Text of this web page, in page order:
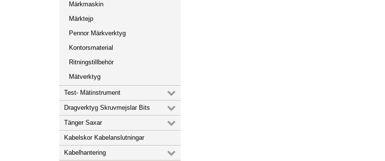
Märkmaskin
Märktejp
Pennor Märkverktyg
Kontorsmaterial
Ritningstillbehör
Mätverktyg
Test- Mätinstrument
Dragverktyg Skruvmejslar Bits
Tänger Saxar
Kabelskor Kabelanslutningar
Kabelhantering